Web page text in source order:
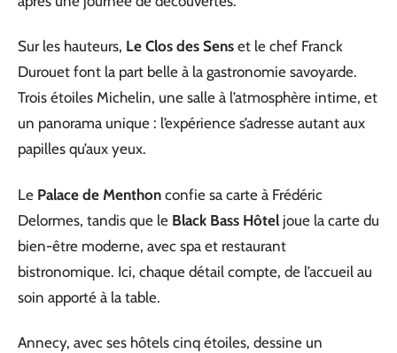
Sur les hauteurs, Le Clos des Sens et le chef Franck
Durouet font la part belle à la gastronomie savoyarde.
Trois étoiles Michelin, une salle à l’atmosphère intime, et
un panorama unique : l’expérience s’adresse autant aux
papilles qu’aux yeux.
Le Palace de Menthon confie sa carte à Frédéric
Delormes, tandis que le Black Bass Hôtel joue la carte du
bien-être moderne, avec spa et restaurant
bistronomique. Ici, chaque détail compte, de l’accueil au
soin apporté à la table.
Annecy, avec ses hôtels cinq étoiles, dessine un